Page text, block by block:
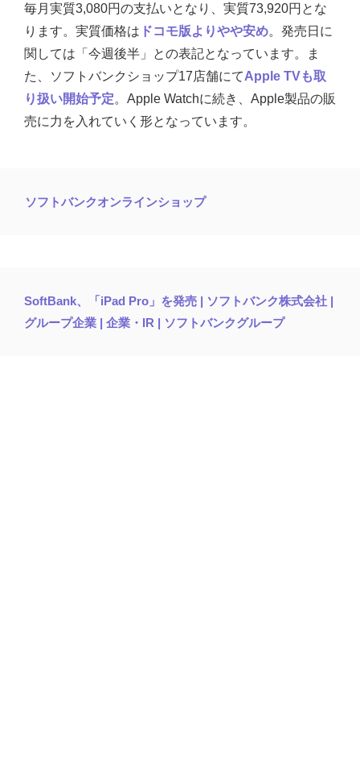
毎月実質3,080円の支払いとなり、実質73,920円とな
ります。実質価格は ドコモ版よりやや安め。発売日に
関しては「今週後半」との表記となっています。ま
た、ソフトバンクショップ17店舗にてApple TVも取
り扱い開始予定。Apple Watchに続き、Apple製品の販
売に力を入れていく形となっています。
ソフトバンクオンラインショップ
SoftBank、「iPad Pro」を発売 | ソフトバンク株式会社 |
グループ企業 | 企業・IR | ソフトバンクグループ